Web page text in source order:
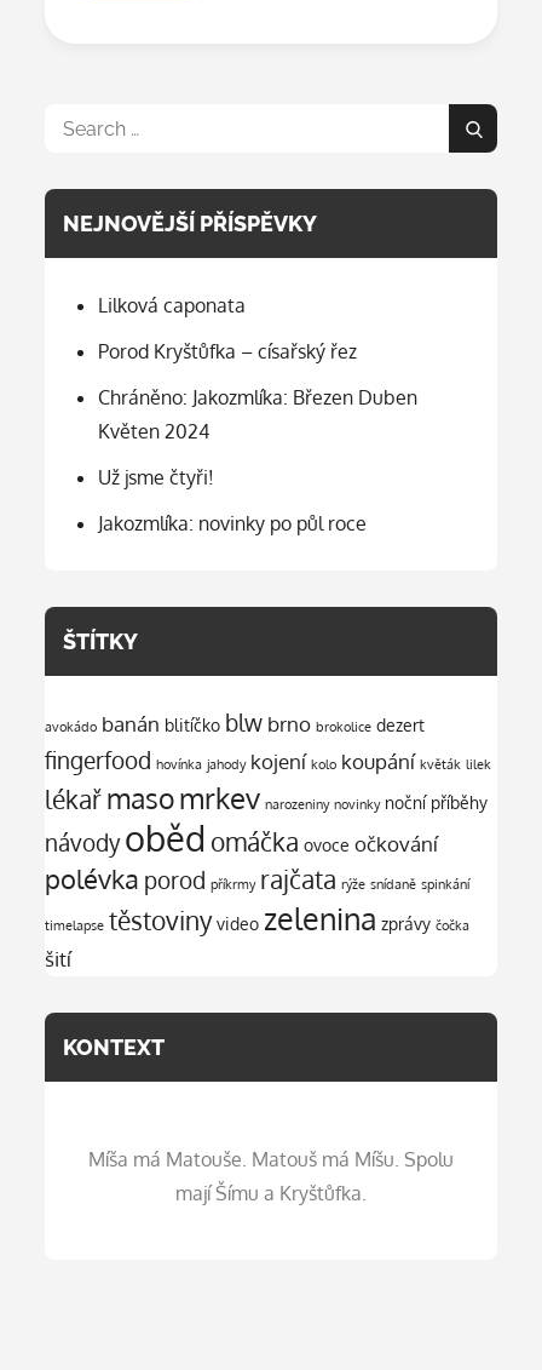
Search
Search
NEJNOVĚJŠÍ PŘÍSPĚVKY
Lilková caponata
Porod Kryštůfka – císařský řez
Chráněno: Jakozmlíka: Březen Duben
Květen 2024
Už jsme čtyři!
Jakozmlíka: novinky po půl roce
ŠTÍTKY
avokádo banán blitíčko blw brno brokolice dezert
fingerfood hovínka jahody kojení kolo koupání květák lilek
lékařmasomrkev narozeniny novinky noční příběhy
návodyoběd omáčka ovoce očkování
polévka porod příkrmy rajčata rýže snídaně spinkání
timelapse těstoviny video zelenina zprávy čočka
šití
KONTEXT
Míša má Matouše. Matouš má Míšu. Spolu
mají Šímu a Kryštůfka.